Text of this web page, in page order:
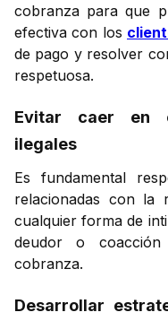
cobranza para que
efectiva con los
de pago y resolver
respetuosa.
Evitar caer en
ilegales
Es fundamental
relacionadas con la
cualquier forma de
deudor o
cobranza.
Desarrollar